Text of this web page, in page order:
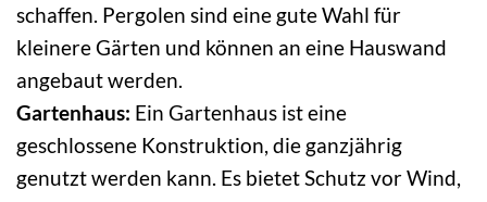
schaffen. Pergolen sind eine gute Wahl für
kleinere Gärten und können an eine Hauswand
angebaut werden.
Gartenhaus: Ein Gartenhaus ist eine
geschlossene Konstruktion, die ganzjährig
genutzt werden kann. Es bietet Schutz vor Wind,